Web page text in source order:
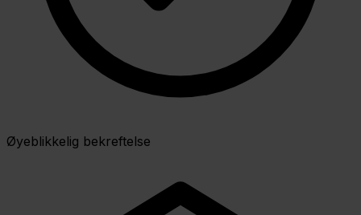
Øyeblikkelig bekreftelse